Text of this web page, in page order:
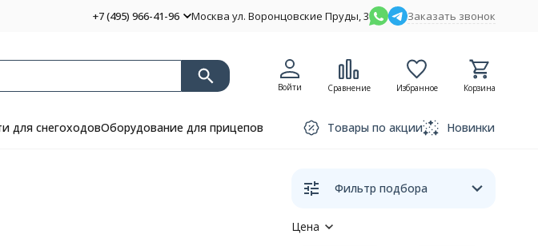
+7 (495) 966-41-96 Москва ул. Воронцовские Пруды, 3 Заказать звонок
Войти Сравнение Избранное Корзина
для снегоходовОборудование для прицепов Товары по акции Новинки
Фильтр подбора
Цена